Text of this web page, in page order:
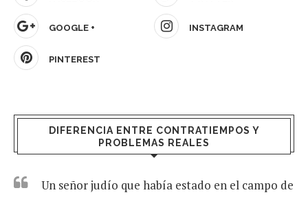
GOOGLE + INSTAGRAM
PINTEREST
DIFERENCIA ENTRE CONTRATIEMPOS Y
PROBLEMAS REALES
Un señor judío que había estado en el campo de